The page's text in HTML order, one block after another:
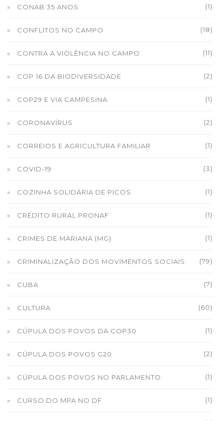
CONAB 35 ANOS (1)
CONFLITOS NO CAMPO (18)
CONTRA A VIOLÊNCIA NO CAMPO (11)
COP 16 DA BIODIVERSIDADE (2)
COP29 E VIA CAMPESINA (1)
CORONAVÍRUS (2)
CORREIOS E AGRICULTURA FAMILIAR (1)
COVID-19 (3)
COZINHA SOLIDÁRIA DE PICOS (1)
CRÉDITO RURAL PRONAF (1)
CRIMES DE MARIANA (MG) (1)
CRIMINALIZAÇÃO DOS MOVIMENTOS SOCIAIS (79)
CUBA (7)
CULTURA (60)
CÚPULA DOS POVOS DA COP30 (1)
CÚPULA DOS POVOS G20 (2)
CÚPULA DOS POVOS NO PARLAMENTO (1)
CURSO DO MPA NO DF (1)